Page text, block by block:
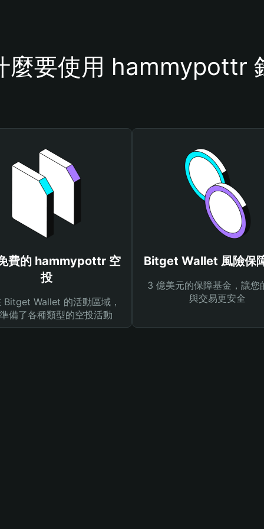
麼要使用 hammypottr
費的 hammypottr 空
投
Bitget Wallet 的活動區域，
備了各種類型的空投活動
Bitget Wallet 風險保
3 億美元的保障基金，讓您
與交易更安全